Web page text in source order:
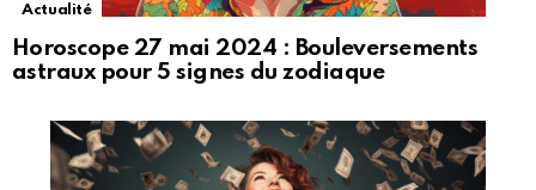
Actualité
Horoscope 27 mai 2024 : Bouleversements
astraux pour 5 signes du zodiaque